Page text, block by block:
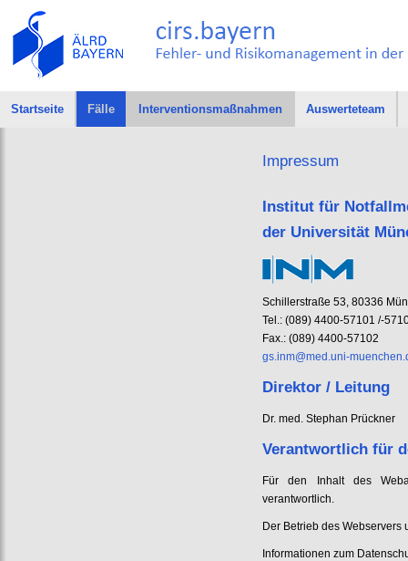
Startseite Fälle Interventionsmaßnahmen Auswerteteam
Impressum
Institut für
der Universität
Schillerstraße 53, 80336
Tel.: (089) 4400-57101 /-
Fax.: (089) 4400-57102
gs.inm@med.uni-
Direktor / Leitung
Dr. med. Stephan Prückner
Verantwortlich für
Für den Inhalt des
verantwortlich.
Der Betrieb des
Informationen zum